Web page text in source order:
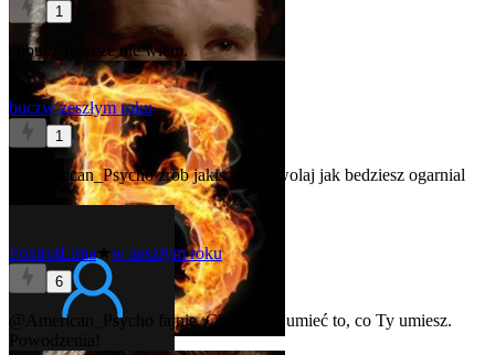
1
@bucz Jeszcze nie wiem.
buczw zeszłym roku
1
@American_Psychozrob jakis wpis i wolaj jak bedziesz ogarnial
FoxtrotLima★ w zeszłym roku
6
@American_Psycho
fajnie. Chciałbym umieć to, co Ty umiesz.